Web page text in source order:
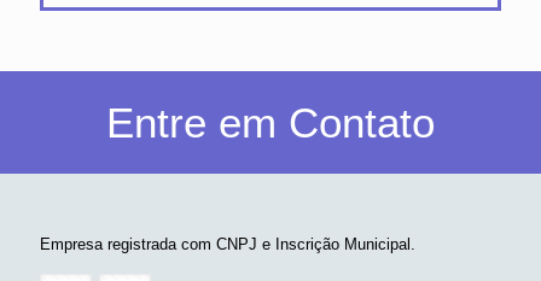
Entre em Contato
Empresa registrada com CNPJ e Inscrição Municipal.